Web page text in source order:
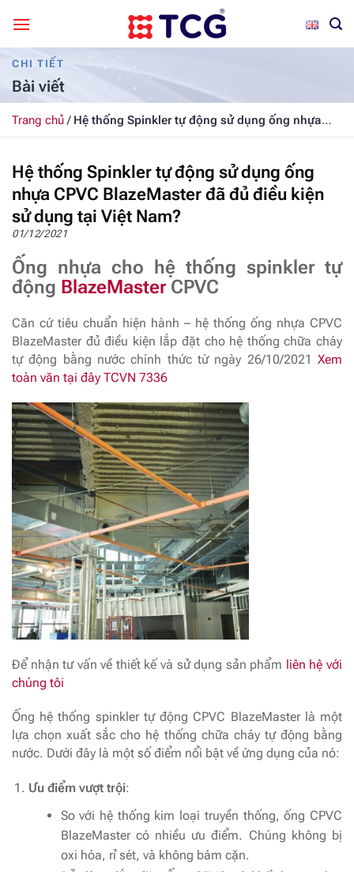
qua
nội
dungCHI TIẾT
Bài viết
Trang chủ/ Hệ thống Spinkler tự động sử dụng ống nhựa
CPVC BlazeMaster đã đủ điều kiện sử dụng tại Việt Nam?
Hệ thống Spinkler tự động sử dụng ống
nhựa CPVC BlazeMaster đã đủ điều kiện
sử dụng tại Việt Nam?
01/12/2021
Ống nhựa cho hệ thống spinkler tự
động BlazeMasterCPVC
Căn cứ tiêu chuẩn hiện hành – hệ thống ống nhựa CPVC
BlazeMaster đủ điều kiện lắp đặt cho hệ thống chữa cháy
tự động bằng nước chính thức từ ngày 26/10/2021 Xem
toàn văn tại đây TCVN 7336
Để nhận tư vấn về thiết kế và sử dụng sản phẩm liên hệ với
chúng tôi
Ống hệ thống spinkler tự động CPVC BlazeMaster là một
lựa chọn xuất sắc cho hệ thống chữa cháy tự động bằng
nước. Dưới đây là một số điểm nổi bật về ứng dụng của nó:
Ưu điểm vượt trội:
So với hệ thống kim loại truyền thống, ống CPVC
BlazeMaster có nhiều ưu điểm. Chúng không bị
oxi hóa, rỉ sét, và không bám cặn.